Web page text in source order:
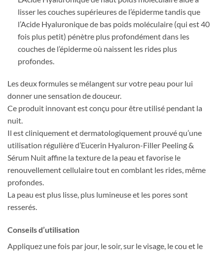
lisser les couches supérieures de l’épiderme tandis que
l’Acide Hyaluronique de bas poids moléculaire (qui est 40
fois plus petit) pénètre plus profondément dans les
couches de l’épiderme où naissent les rides plus
profondes.
Les deux formules se mélangent sur votre peau pour lui
donner une sensation de douceur.
Ce produit innovant est conçu pour être utilisé pendant la
nuit.
Il est cliniquement et dermatologiquement prouvé qu’une
utilisation régulière d’Eucerin Hyaluron-Filler Peeling &
Sérum Nuit affine la texture de la peau et favorise le
renouvellement cellulaire tout en comblant les rides, même
profondes.
La peau est plus lisse, plus lumineuse et les pores sont
resserés.
Conseils d’utilisation
Appliquez une fois par jour, le soir, sur le visage, le cou et le